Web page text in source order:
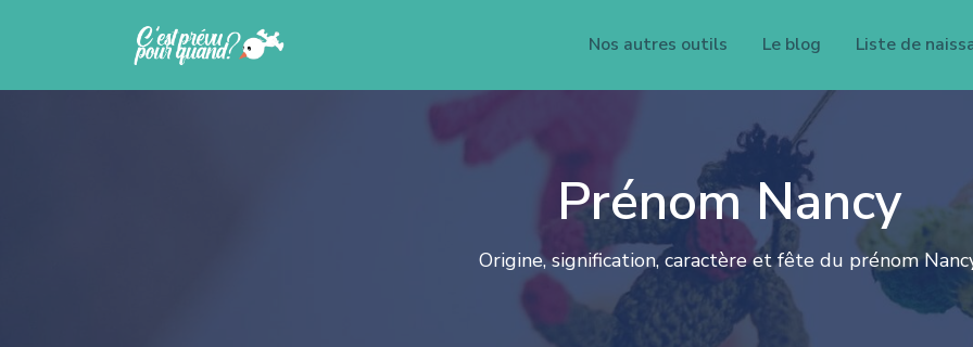
Nos autres outils Le blog Liste de
Prénom Nancy
Origine, signification, caractère et fête du prénom